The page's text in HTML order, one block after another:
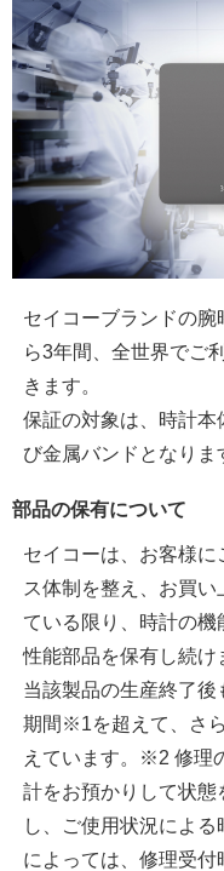
セイコーブランドの
ら3年間、全世界でご
きます。
保証の対象は、時計本
び金属バンドとなりま
部品の保有について
セイコーは、お客様
ス体制を整え、お買
ている限り、時計の機
性能部品を保有し続け
当該製品の生産終了
期間※1を超えて、さ
えています。※2 修理
計をお預かりして状
し、ご使用状況によ
によっては、修理受